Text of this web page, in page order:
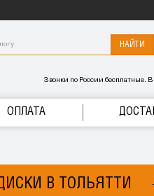
НАЙТИ
Звонки по России бесплатные.
ОПЛАТА
В ТОЛЬЯТТИ